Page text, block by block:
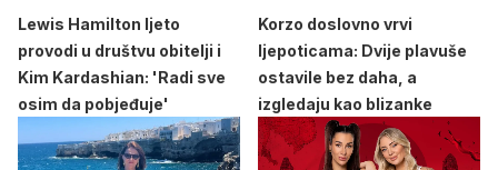
Lewis Hamilton ljeto
provodi u društvu obitelji i
Kim Kardashian: 'Radi sve
osim da pobjeđuje'
Korzo doslovno vrvi
ljepoticama: Dvije plavuše
ostavile bez daha, a
izgledaju kao blizanke